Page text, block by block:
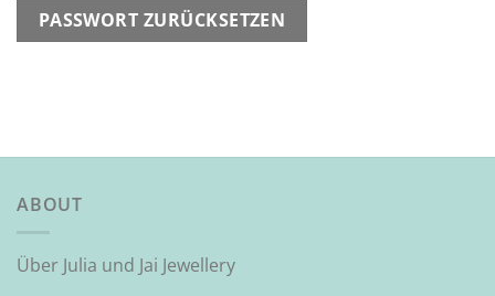
PASSWORT ZURÜCKSETZEN
ABOUT
Über Julia und Jai Jewellery